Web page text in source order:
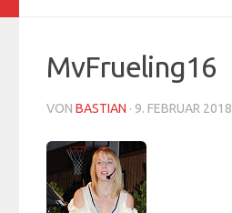
MvFrueling16
VON BASTIAN · 9. FEBRUAR 2018